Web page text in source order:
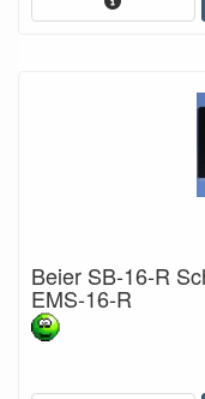
Beier SB-16-R
EMS-16-R